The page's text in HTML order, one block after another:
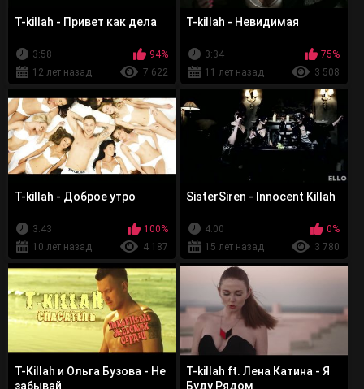
T-killah - Привет как дела
3:58
94%
12 лет назад
7 622
T-killah - Невидимая
3:34
75%
11 лет назад
3 508
T-killah - Доброе утро
3:43
100%
10 лет назад
4 187
SisterSiren - Innocent Killah
4:00
0%
15 лет назад
3 780
T-Killah и Ольга Бузова - Не
забывай
T-killah ft. Лена Катина - Я
Буду Рядом